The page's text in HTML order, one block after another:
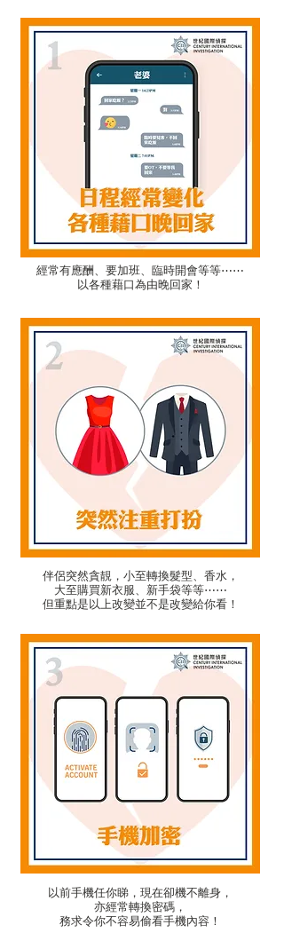
經常有應酬、要加班、臨時開會等等⋯⋯
以各種藉口為由晚回家！
伴侶突然貪靚，小至轉換髮型、香水，
大至購買新衣服、新手袋等等⋯⋯
但重點是以上改變並不是改變給你看！
以前手機任你睇，現在卻機不離身，
​亦經常轉換密碼，
務求令你不容易偷看手機內容！